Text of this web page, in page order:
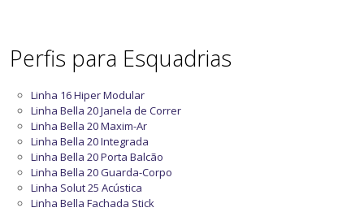
Perfis para Esquadrias
Linha 16 Hiper Modular
Linha Bella 20 Janela de Correr
Linha Bella 20 Maxim-Ar
Linha Bella 20 Integrada
Linha Bella 20 Porta Balcão
Linha Bella 20 Guarda-Corpo
Linha Solut 25 Acústica
Linha Bella Fachada Stick